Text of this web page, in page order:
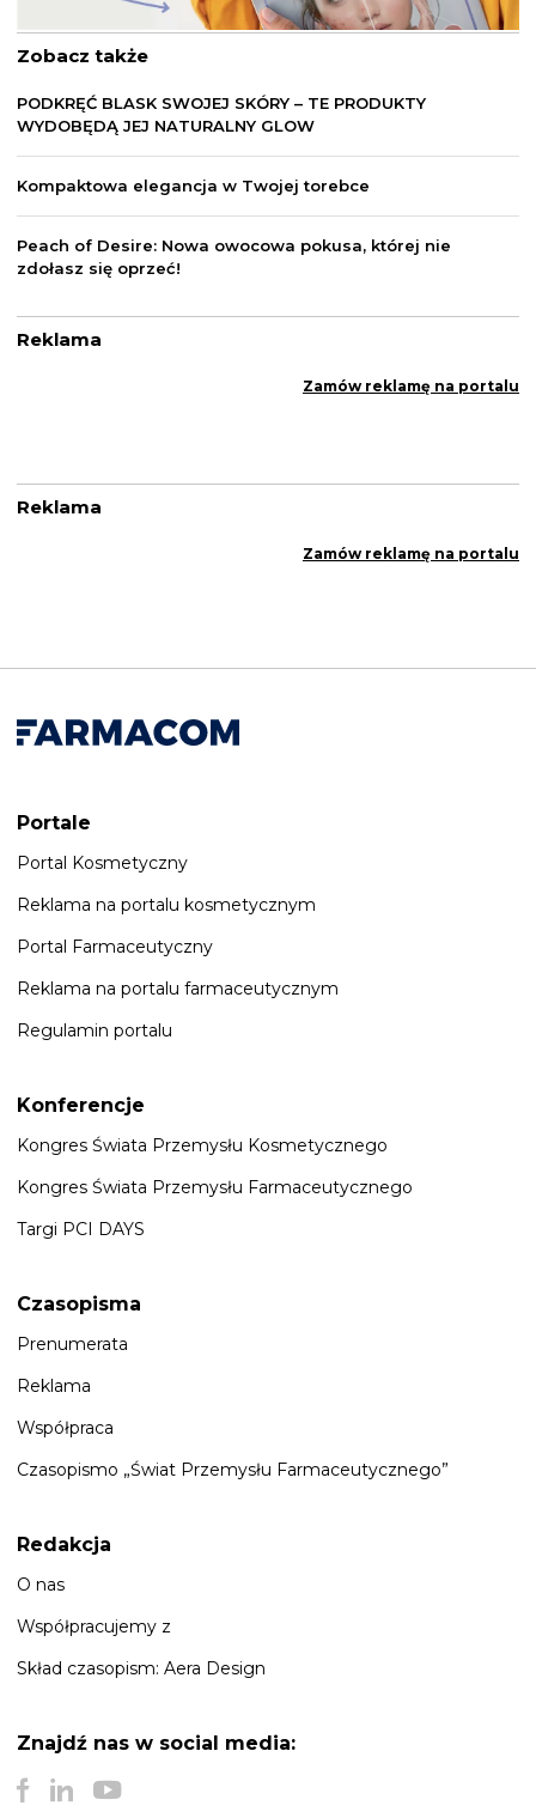
Zobacz także
PODKRĘĆ BLASK SWOJEJ SKÓRY – TE PRODUKTY
WYDOBĘDĄ JEJ NATURALNY GLOW
Kompaktowa elegancja w Twojej torebce
Peach of Desire: Nowa owocowa pokusa, której nie
zdołasz się oprzeć!
Reklama
Zamów reklamę na portalu
Reklama
Zamów reklamę na portalu
Portale
Portal Kosmetyczny
Reklama na portalu kosmetycznym
Portal Farmaceutyczny
Reklama na portalu farmaceutycznym
Regulamin portalu
Konferencje
Kongres Świata Przemysłu Kosmetycznego
Kongres Świata Przemysłu Farmaceutycznego
Targi PCI DAYS
Czasopisma
Prenumerata
Reklama
Współpraca
Czasopismo „Świat Przemysłu Farmaceutycznego”
Redakcja
O nas
Współpracujemy z
Skład czasopism: Aera Design
Znajdź nas w social media: